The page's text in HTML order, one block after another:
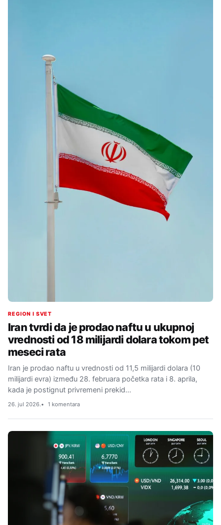
REGION I SVET
Iran tvrdi da je prodao naftu u ukupnoj
vrednosti od 18 milijardi dolara tokom pet
meseci rata
Iran je prodao naftu u vrednosti od 11,5 milijardi dolara (10
milijardi evra) između 28. februara početka rata i 8. aprila,
kada je postignut privremeni prekid…
26. jul 2026. 1 komentara